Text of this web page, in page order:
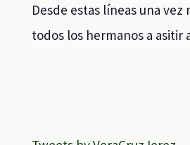
Desde estas líneas una vez
todos los hermanos a asitir